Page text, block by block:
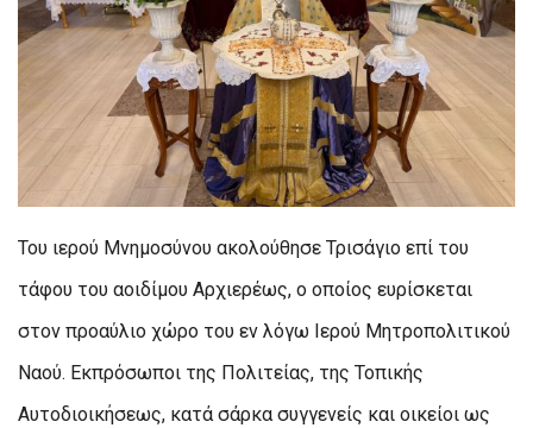
Του ιερού Μνημοσύνου ακολούθησε Τρισάγιο επί του
τάφου του αοιδίμου Αρχιερέως, ο οποίος ευρίσκεται
στον προαύλιο χώρο του εν λόγω Ιερού Μητροπολιτικού
Ναού. Εκπρόσωποι της Πολιτείας, της Τοπικής
Αυτοδιοικήσεως, κατά σάρκα συγγενείς και οικείοι ως